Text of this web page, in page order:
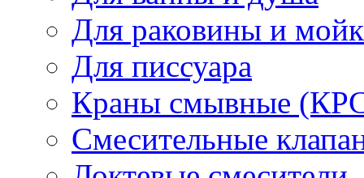
Для раковины и
Для писсуара
Краны смывные
Смесительные